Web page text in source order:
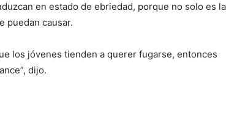
en estado de ebriedad, porque no solo es la
puedan causar.
los jóvenes tienden a querer fugarse, entonces
dijo.